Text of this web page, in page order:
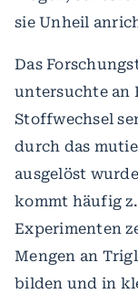
sie Unheil
Das
untersuchte an
Stoffwechsel
durch das
ausgelöst
kommt häufig
Experimenten
Mengen an
bilden und in